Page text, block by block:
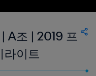
A조 | 2019 프
라이트